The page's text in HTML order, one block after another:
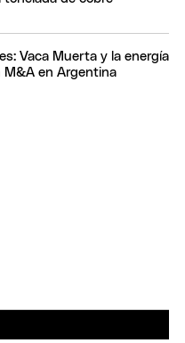
Vaca Muerta y la energía
M&A en Argentina